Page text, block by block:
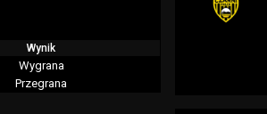
Wynik
Wygrana
Przegrana